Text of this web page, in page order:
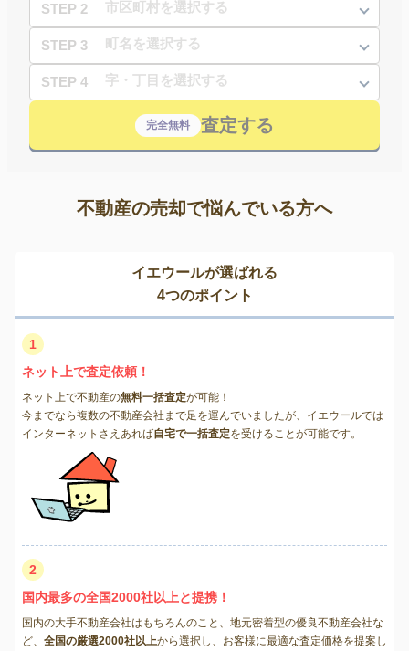
STEP 2
STEP 3
STEP 4
完全無料 査定する
不動産の売却で悩んでいる方へ
イエウールが選ばれる
4つのポイント
1
ネット上で査定依頼！
ネット上で不動産の無料一括査定が可能！
今までなら複数の不動産会社まで足を運んでいましたが、イエウールでは
インターネットさえあれば自宅で一括査定を受けることが可能です。
2
国内最多の全国2000社以上と提携！
国内の大手不動産会社はもちろんのこと、地元密着型の優良不動産会社な
ど、 全国の厳選2000社以上から選択し、お客様に最適な査定価格を提案し